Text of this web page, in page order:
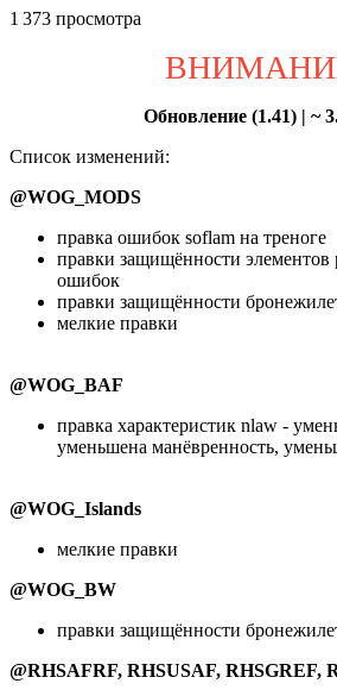
1 373 просмотра
Обновление (1.41) | ~
Список изменений:
@WOG_MODS
правка ошибок soflam на треноге
правки защищённости элементов
ошибок
правки защищённости
мелкие правки
@WOG_BAF
правка характеристик nlaw -
уменьшена манёвренность,
@WOG_Islands
мелкие правки
@WOG_BW
правки защищённости
@RHSAFRF, RHSUSAF, RHSGREF,